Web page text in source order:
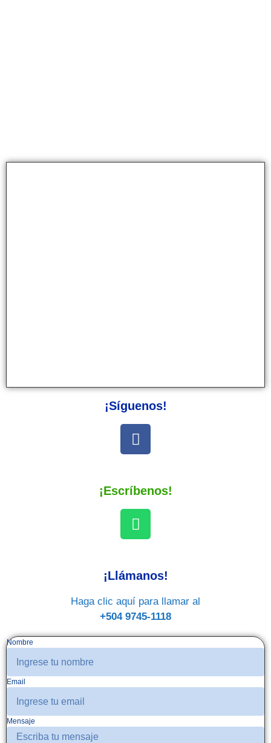
¡Síguenos!
¡Escríbenos!
¡Llámanos!
Haga clic aquí para llamar al
+504 9745-1118
Nombre
Email
Mensaje